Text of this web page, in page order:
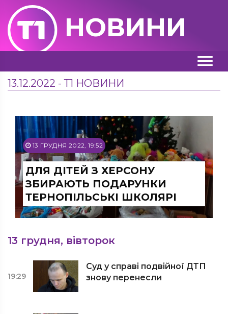
НОВИНИ
13.12.2022 - Т1 НОВИНИ
13 ГРУДНЯ 2022, 19:52
ДЛЯ ДІТЕЙ З ХЕРСОНУ
ЗБИРАЮТЬ ПОДАРУНКИ
ТЕРНОПІЛЬСЬКІ ШКОЛЯРІ
13 грудня, вівторок
19:29
Суд у справі подвійної ДТП
знову перенесли